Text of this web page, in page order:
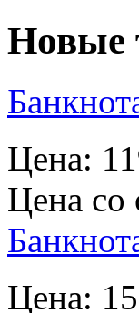
Новые
Цена:
Цена со
Цена: